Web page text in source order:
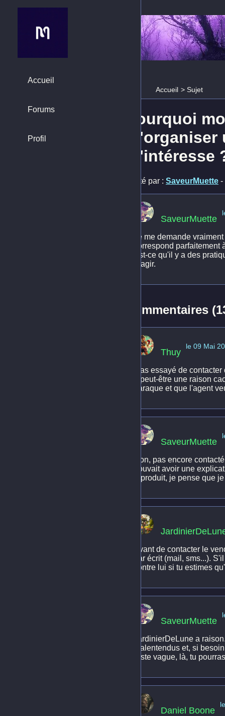
Accueil > Sujet
Accueil
Forums
Profil
Pourquoi
m'intéresse
Posté par : SaveurMuette -
SaveurMuette
Je me demande
correspond
Est-ce qu'il y a des
réagir.
Commentaires
Thuy
le 09 Mai
T'as essayé de
a peut-être une raison
baraque et que l'agent
SaveurMuette
Non, pas encore
pouvait avoir une
reproduit, je pense que
Avant de contacter le
par écrit (mail, sms...).
contre lui si tu estimes
SaveurMuette
JardinierDeLune a
malentendus et, si
reste vague, là, tu
Daniel Boone